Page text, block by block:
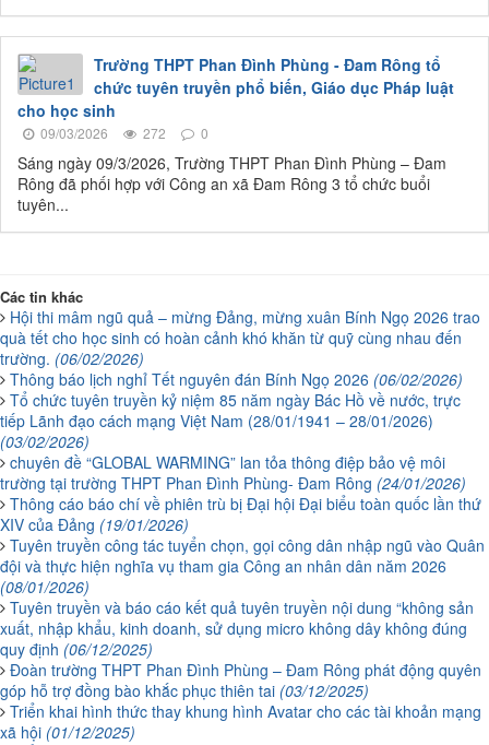
Trường THPT Phan Đình Phùng - Đam Rông tổ
chức tuyên truyền phổ biến, Giáo dục Pháp luật
cho học sinh
09/03/2026 272 0
Sáng ngày 09/3/2026, Trường THPT Phan Đình Phùng – Đam
Rông đã phối hợp với Công an xã Đam Rông 3 tổ chức buổi
tuyên...
Các tin khác
Hội thi mâm ngũ quả – mừng Đảng, mừng xuân Bính Ngọ 2026 trao
quà tết cho học sinh có hoàn cảnh khó khăn từ quỹ cùng nhau đến
trường. (06/02/2026)
Thông báo lịch nghỉ Tết nguyên đán Bính Ngọ 2026 (06/02/2026)
Tổ chức tuyên truyền kỷ niệm 85 năm ngày Bác Hồ về nước, trực
tiếp Lãnh đạo cách mạng Việt Nam (28/01/1941 – 28/01/2026)
(03/02/2026)
chuyên đề “GLOBAL WARMING” lan tỏa thông điệp bảo vệ môi
trường tại trường THPT Phan Đình Phùng- Đam Rông (24/01/2026)
Thông cáo báo chí về phiên trù bị Đại hội Đại biểu toàn quốc lần thứ
XIV của Đảng (19/01/2026)
Tuyên truyền công tác tuyển chọn, gọi công dân nhập ngũ vào Quân
đội và thực hiện nghĩa vụ tham gia Công an nhân dân năm 2026
(08/01/2026)
Tuyên truyền và báo cáo kết quả tuyên truyền nội dung “không sản
xuất, nhập khẩu, kinh doanh, sử dụng micro không dây không đúng
quy định (06/12/2025)
Đoàn trường THPT Phan Đình Phùng – Đam Rông phát động quyên
góp hỗ trợ đồng bào khắc phục thiên tai (03/12/2025)
Triển khai hình thức thay khung hình Avatar cho các tài khoản mạng
xã hội (01/12/2025)